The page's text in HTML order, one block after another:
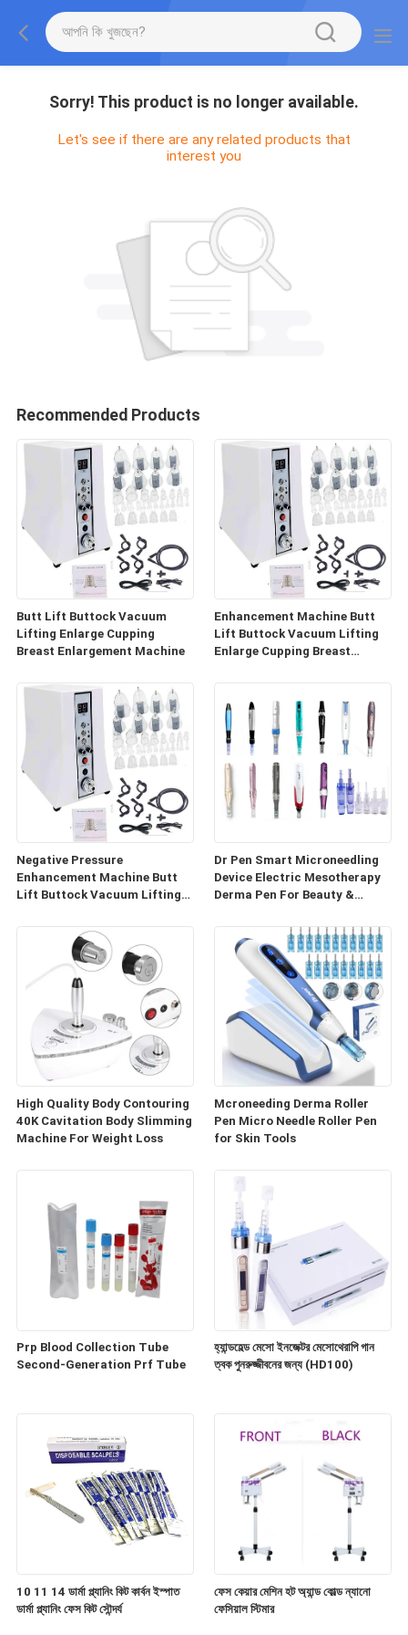
Sorry! This product is no longer available.
Let's see if there are any related products that
interest you
Recommended Products
Butt Lift Buttock Vacuum
Lifting Enlarge Cupping
Breast Enlargement Machine
Enhancement Machine Butt
Lift Buttock Vacuum Lifting
Enlarge Cupping Breast
Negative Pressure
Enhancement Machine Butt
Lift Buttock Vacuum Lifting
Enlargement Machine
Dr Pen Smart Microneedling
Device Electric Mesotherapy
Derma Pen For Beauty &
High Quality Body Contouring
40K Cavitation Body Slimming
Machine For Weight Loss
Mcroneeding Derma Roller
Pen Micro Needle Roller Pen
for Skin Tools
Prp Blood Collection Tube
Second-Generation Prf Tube
হ্যান্ডহেল্ড মেসো ইনজেক্টর মেসোথেরাপি গান
ত্বক পুনরুজ্জীবনের জন্য (HD100)
10 11 14 ডার্মা প্ল্যানিং কিট কার্বন ইস্পাত
ডার্মা প্ল্যানিং ফেস কিট সৌন্দর্য
ফেস কেয়ার মেশিন হট অ্যান্ড কোল্ড ন্যানো
ফেসিয়াল স্টিমার